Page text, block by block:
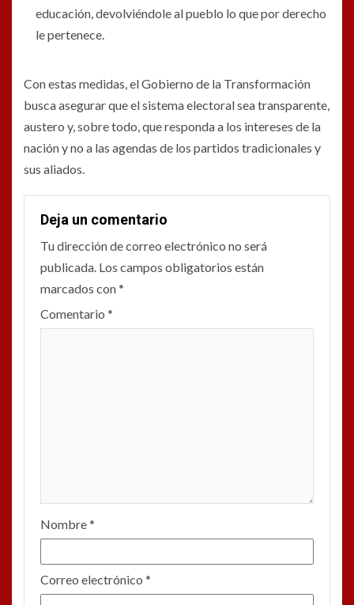
educación, devolviéndole al pueblo lo que por derecho
le pertenece.
Con estas medidas, el Gobierno de la Transformación
busca asegurar que el sistema electoral sea transparente,
austero y, sobre todo, que responda a los intereses de la
nación y no a las agendas de los partidos tradicionales y
sus aliados.
Deja un comentario
Tu dirección de correo electrónico no será
publicada. Los campos obligatorios están
marcados con*
Comentario *
Nombre*
Correo electrónico *